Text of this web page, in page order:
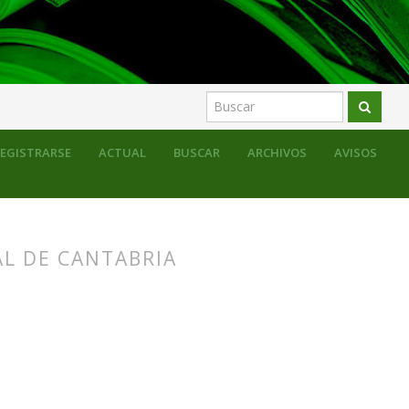
ACTUAL BUSCAR ARCHIVOS AVISOS
DE CANTABRIA